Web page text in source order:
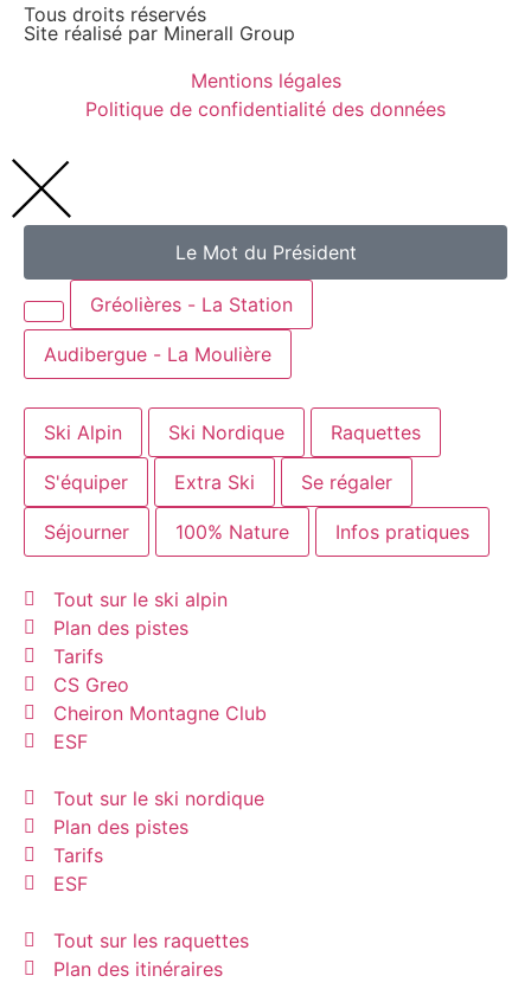
Tous droits réservés
Site réalisé par Minerall Group
Mentions légales
Politique de confidentialité des données
Le Mot du Président
Gréolières - La Station
Audibergue - La Moulière
Ski Alpin Ski Nordique Raquettes
S'équiper Extra Ski Se régaler
Séjourner 100% Nature Infos pratiques
Tout sur le ski alpin
Plan des pistes
Tarifs
CS Greo
Cheiron Montagne Club
ESF
Tout sur le ski nordique
Plan des pistes
Tarifs
ESF
Tout sur les raquettes
Plan des itinéraires